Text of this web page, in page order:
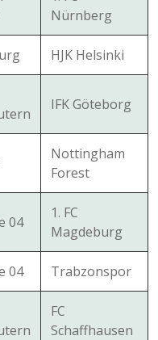
Nürnberg
HJK Helsinki
IFK Göteborg
Nottingham
Forest
04
1. FC
Magdeburg
04 Trabzonspor
FC
Schaffhausen